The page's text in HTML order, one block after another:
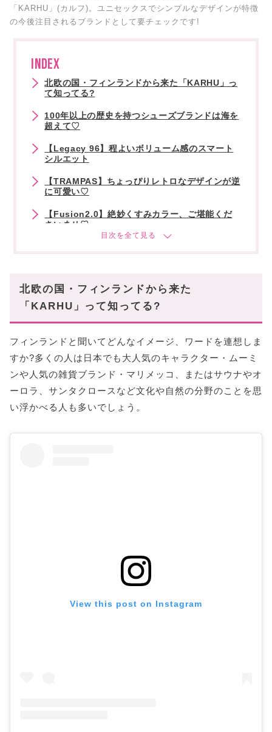
「KARHU」(カルフ)。ユニセックスでシンプルなデザインが特徴
の今後注目されるブランドとして要チェックです!
INDEX
北欧の国・フィンランドから来た「KARHU」っ
て知ってる?
100年以上の歴史を持つシューズブランドは海を
超えて♡
【Legacy 96】程よいボリューム感のスマート
シルエット
【TRAMPAS】ちょっぴりレトロなデザインが逆
に可愛い♡
【Fusion2.0】絶妙くすみカラー、ご堪能くだ
さいませ♡
北欧の国・フィンランドから来た
「KARHU」って知ってる?
フィンランドと聞いてどんなイメージ、ワードを連想しま
すか?多くの人は日本でも大人気のキャラクター・ムーミ
ンや人気の雑貨ブランド・マリメッコ、またはサウナやオ
ーロラ、サンタクロースなど文化や自然の分野のことを思
い浮かべる人も多いでしょう。
View this post on Instagram